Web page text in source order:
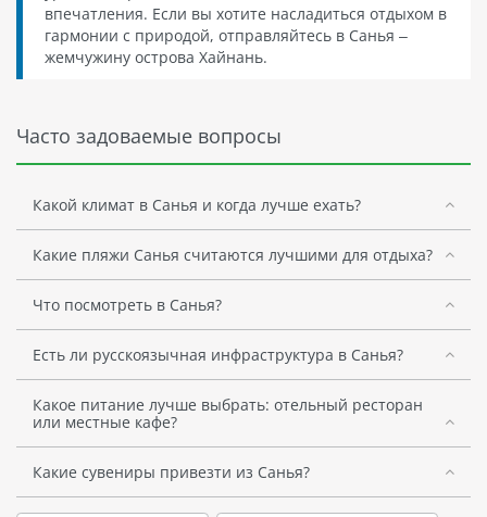
впечатления. Если вы хотите насладиться отдыхом в
гармонии с природой, отправляйтесь в Санья –
жемчужину острова Хайнань.
Часто задоваемые вопросы
Какой климат в Санья и когда лучше ехать?
Какие пляжи Санья считаются лучшими для отдыха?
Что посмотреть в Санья?
Есть ли русскоязычная инфраструктура в Санья?
Какое питание лучше выбрать: отельный ресторан
или местные кафе?
Какие сувениры привезти из Санья?